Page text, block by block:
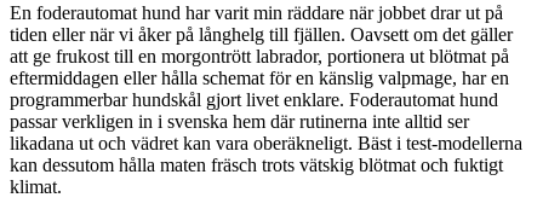
En foderautomat hund har varit min räddare när jobbet drar ut på
tiden eller när vi åker på långhelg till fjällen. Oavsett om det gäller
att ge frukost till en morgontrött labrador, portionera ut blötmat på
eftermiddagen eller hålla schemat för en känslig valpmage, har en
programmerbar hundskål gjort livet enklare. Foderautomat hund
passar verkligen in i svenska hem där rutinerna inte alltid ser
likadana ut och vädret kan vara oberäkneligt. Bäst i test-modellerna
kan dessutom hålla maten fräsch trots vätskig blötmat och fuktigt
klimat.